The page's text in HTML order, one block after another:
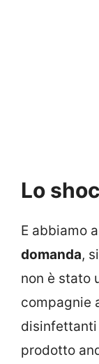
Lo
E abbiamo
domanda,
non è stato
compagnie
disinfettanti
prodotto